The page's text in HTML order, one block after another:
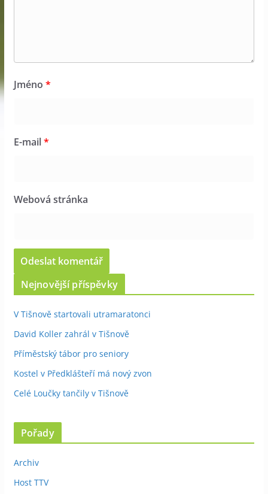
Jméno *
E-mail*
Webová stránka
Nejnovější příspěvky
V Tišnově startovali utramaratonci
David Koller zahrál v Tišnově
Příměstský tábor pro seniory
Kostel v Předklášteří má nový zvon
Celé Loučky tančily v Tišnově
Pořady
Archiv
Host TTV